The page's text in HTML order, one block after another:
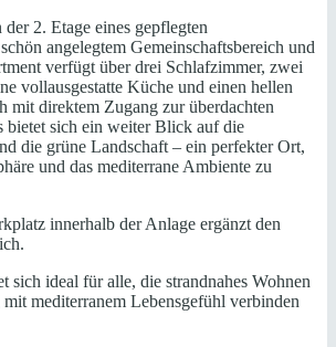
2. Etage eines gepflegten
angelegtem Gemeinschaftsbereich und
verfügt über drei Schlafzimmer, zwei
vollausgestatte Küche und einen hellen
mit direktem Zugang zur überdachten
bietet sich ein weiter Blick auf die
die grüne Landschaft – ein perfekter Ort,
und das mediterrane Ambiente zu
innerhalb der Anlage ergänzt den
sich ideal für alle, die strandnahes Wohnen
mediterranem Lebensgefühl verbinden